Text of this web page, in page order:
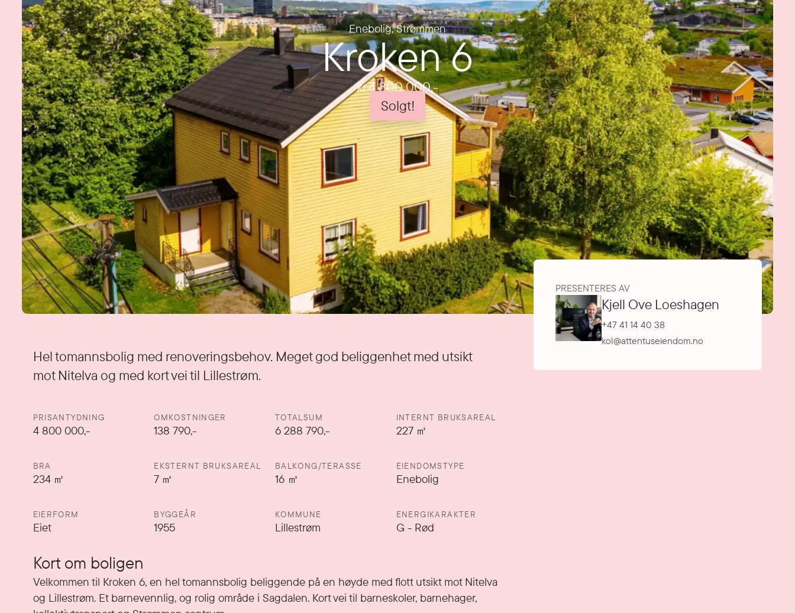
Enebolig,Strømmen
Kroken 6
kr 4 800 000,-
Solgt!
Hel tomannsbolig med renoveringsbehov. Meget god beliggenhet med utsikt
mot Nitelva og med kort vei til Lillestrøm.
Detaljer
PRISANTYDNING
4 800 000,-
OMKOSTNINGER
138 790,-
TOTALSUM
6 288 790,-
INTERNT BRUKSAREAL
227㎡
BRA
234㎡
EKSTERNT BRUKSAREAL
7㎡
BALKONG/TERASSE
16㎡
EIENDOMSTYPE
Enebolig
EIERFORM
Eiet
BYGGEÅR
1955
KOMMUNE
Lillestrøm
ENERGIKARAKTER
G - Rød
Kort om boligen
Velkommen til Kroken 6, en hel tomannsbolig beliggende på en høyde med flott utsikt mot Nitelva
og Lillestrøm. Et barnevennlig, og rolig område i Sagdalen. Kort vei til barneskoler, barnehager,
PRESENTERES AV
Kjell Ove Loeshagen
+47 41 14 40 38
kol@attentuseiendom.no